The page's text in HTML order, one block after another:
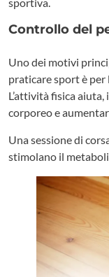
sportiva.
Controllo del
Uno dei motivi
praticare sport è
L’attività fisica
corporeo e
Una sessione di
stimolano il